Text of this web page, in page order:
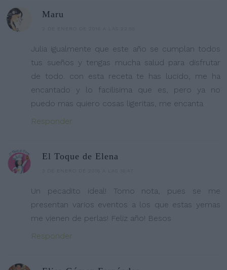
Maru
Julia igualmente que este año se cumplan todos
tus sueños y tengas mucha salud para disfrutar
de todo. con esta receta te has lucido, me ha
encantado y lo facilisima que es, pero ya no
puedo mas quiero cosas ligeritas, me encanta
Responder
El Toque de Elena
Un pecadito ideal! Tomo nota, pues se me
presentan varios eventos a los que estas yemas
me vienen de perlas! Feliz año! Besos
Responder